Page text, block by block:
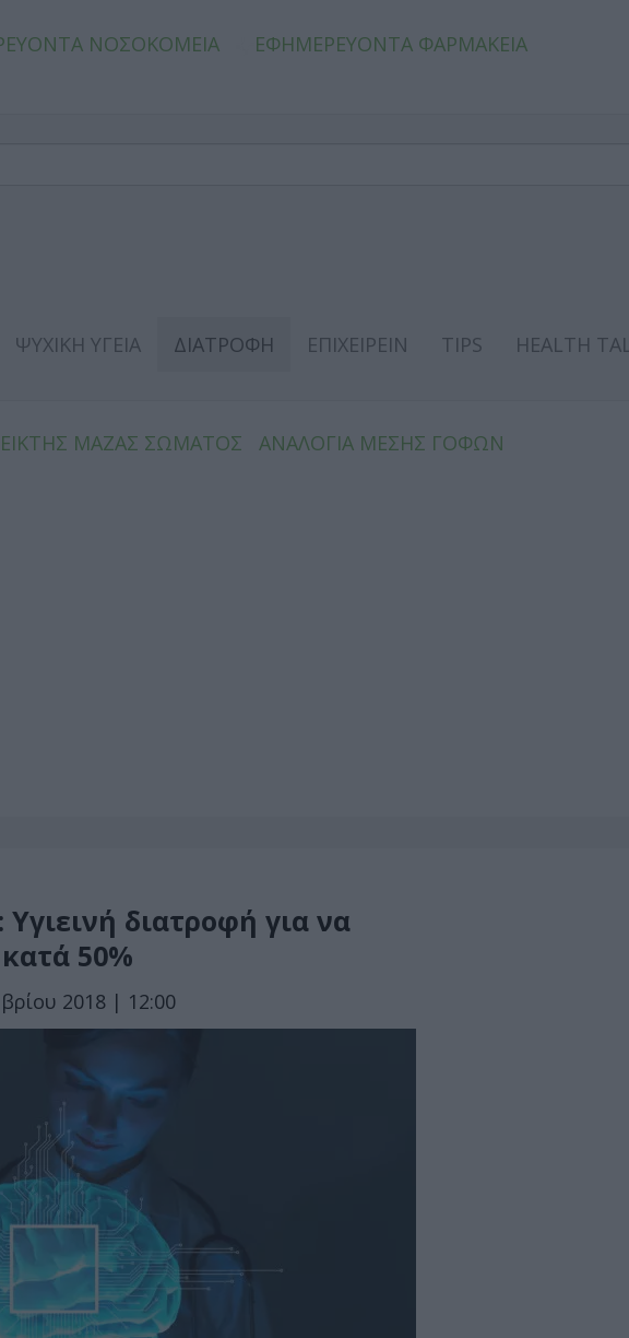
ΝΟΣΟΚΟΜΕΙΑ ΕΦΗΜΕΡΕΥΟΝΤΑ ΦΑΡΜΑΚΕΙΑ
ΨΥΧΙΚΗ ΥΓΕΙΑ ΔΙΑΤΡΟΦΗ ΕΠΙΧΕΙΡΕΙΝ TIPS
HEALTH
ΜΑΖΑΣ ΣΩΜΑΤΟΣ
ΑΝΑΛΟΓΙΑ ΜΕΣΗΣ ΓΟΦΩΝ
διατροφή για να
50%
2018 | 12:00